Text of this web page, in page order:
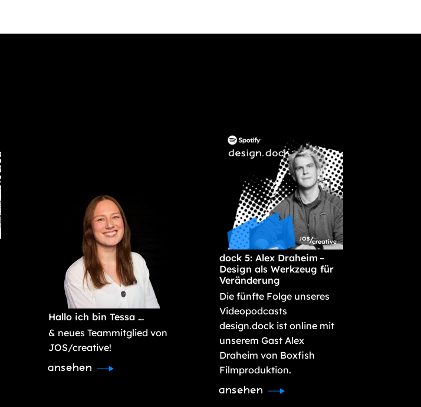
Hallo ich bin Tessa …
& neues Teammitglied von
JOS/creative!
ansehen
dock 5: Alex Draheim –
Design als Werkzeug für
Veränderung
Die fünfte Folge unseres
Videopodcasts
design.dock ist online mit
unserem Gast Alex
Draheim von Boxfish
Filmproduktion.
ansehen